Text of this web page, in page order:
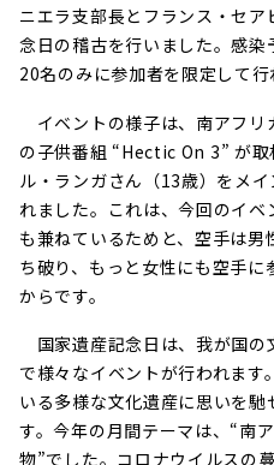
ニエラ支部長とフランス・セ
念日の稽古を行いました。感
20名のみに参加者を限定して行
イベントの様子は、南アフリ
の子供番組 “Hectic On 3” が
ル・ランガさん（13歳）をメ
れました。これは、今回のイ
も兼ねているためと、空手は
ち破り、もっと女性にも空手
からです。
国家遺産記念日は、我が国の
で様々なイベントが行われま
いる多様な文化遺産に思いを
す。今年の月間テーマは、“南
物”でした。コロナウイルスの